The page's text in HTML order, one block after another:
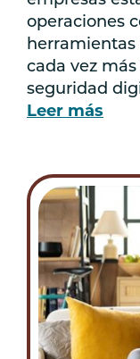
operaciones
herramientas
cada vez
seguridad
Leer más